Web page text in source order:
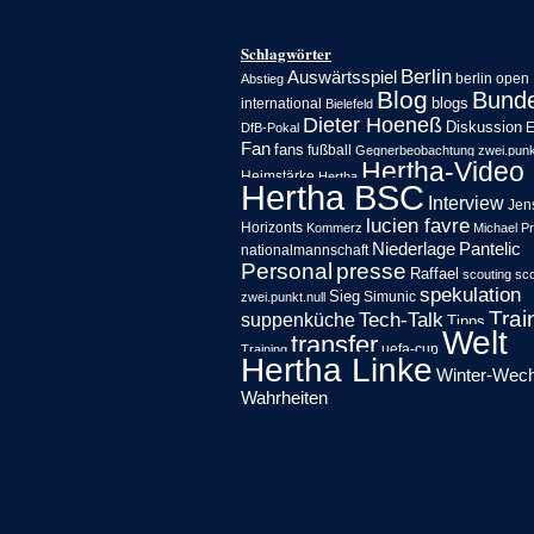
Schlagwörter
Abstieg Auswärtsspiel Berlin berlin open
international Bielefeld Blog blogs
DfB-Pokal Dieter Hoeneß Diskussion
Fan fans fußball Gegnerbeobachtung
Heimstärke Hertha Hertha-Video
Hertha BSC Interview
Horizonts Kommerz lucien favre Michael
nationalmannschaft Niederlage Pantelic
Personal presse Raffael scouting
zwei.punkt.null Sieg Simunic spekulation
suppenkücheTech-Talk Tipps
Training transfer uefa-cup Welt
Hertha Linke Winter-
Wahrheiten